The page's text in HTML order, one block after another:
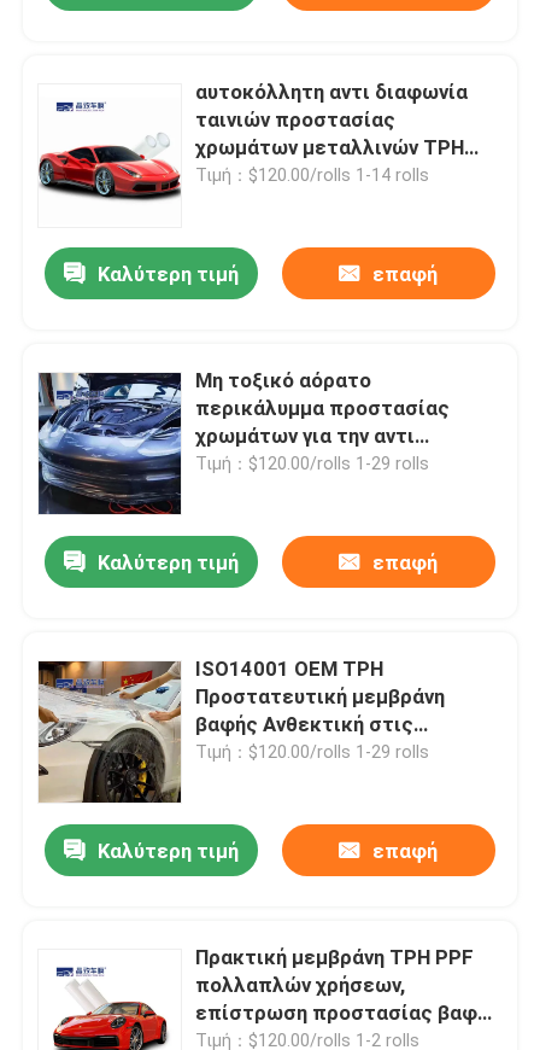
Προϊόντα
Βίντεο
Σχετικά με εμάς
Ποιοτικός έλεγχος
επαφή
Νέα
Όλες οι περιπτώσεις
Έγχρωμη μεμβράνη προστασίας βαφής
αυτοκόλλητη αντι διαφωνία
ταινιών προστασίας
χρωμάτων μεταλλινών TPH
1.52x15m
Τιμή：$120.00/rolls 1-14 rolls
Καλύτερη τιμή επαφή
Μη τοξικό αόρατο
περικάλυμμα προστασίας
χρωμάτων για την αντι
γρατσουνιά αυτοκινήτων
Τιμή：$120.00/rolls 1-29 rolls
Καλύτερη τιμή επαφή
ISO14001 OEM TPH
Προστατευτική μεμβράνη
βαφής Ανθεκτική στις
γρατσουνιές Ανθεκτική
Τιμή：$120.00/rolls 1-29 rolls
Καλύτερη τιμή επαφή
Πρακτική μεμβράνη TPH PPF
πολλαπλών χρήσεων,
επίστρωση προστασίας βαφής
από άμμο
Τιμή：$120.00/rolls 1-2 rolls